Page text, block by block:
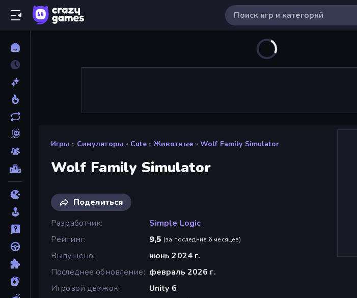
Игры » Симуляторы » Cute » Животные » Wolf Family Simulator
Wolf Family Simulator
Поделиться
Разработчик
Simple Logic
Рейтинг
9,5 (за последние 6 месяцев)
Выпущено
июнь 2024 г.
Последнее обновление
февраль 2026 г.
Игровой движок
Unity 6